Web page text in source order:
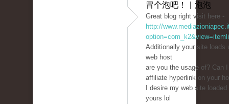
冒个泡吧！ | 泡泡
Great blog right visit here -
http://
Additionally your site loads
web host
are you the usage of? Can
affiliate hyperlink on your
I desire my web site
yours lol